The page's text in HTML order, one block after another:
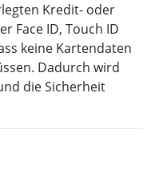
Kredit- oder
Face ID, Touch ID
keine Kartendaten
Dadurch wird
die Sicherheit